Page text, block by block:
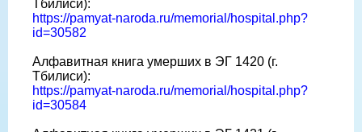
Тбилиси):
https://pamyat-naroda.ru/memorial/hospital.php?
id=30582
Алфавитная книга умерших в ЭГ 1420 (г.
Тбилиси):
https://pamyat-naroda.ru/memorial/hospital.php?
id=30584